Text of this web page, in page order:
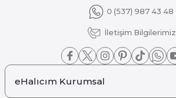
0 (537) 987 43 48
İletişim Bilgilerimiz
eHalıcım Kurumsal